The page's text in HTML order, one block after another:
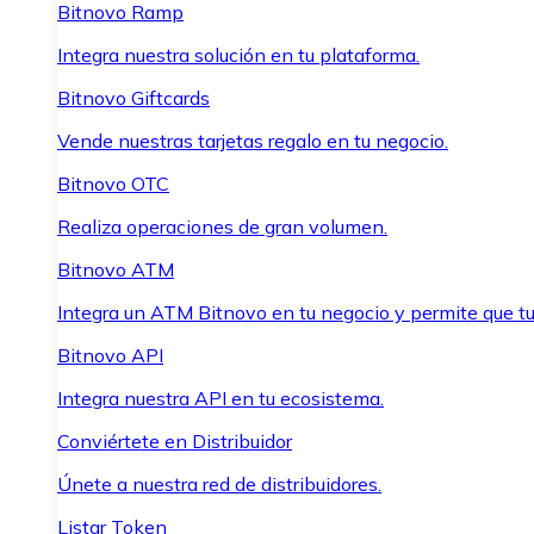
Bitnovo Ramp
Integra nuestra solución en tu plataforma.
Bitnovo Giftcards
Vende nuestras tarjetas regalo en tu negocio.
Bitnovo OTC
Realiza operaciones de gran volumen.
Bitnovo ATM
Integra un ATM Bitnovo en tu negocio y permite que
Bitnovo API
Integra nuestra API en tu ecosistema.
Conviértete en Distribuidor
Únete a nuestra red de distribuidores.
Listar Token